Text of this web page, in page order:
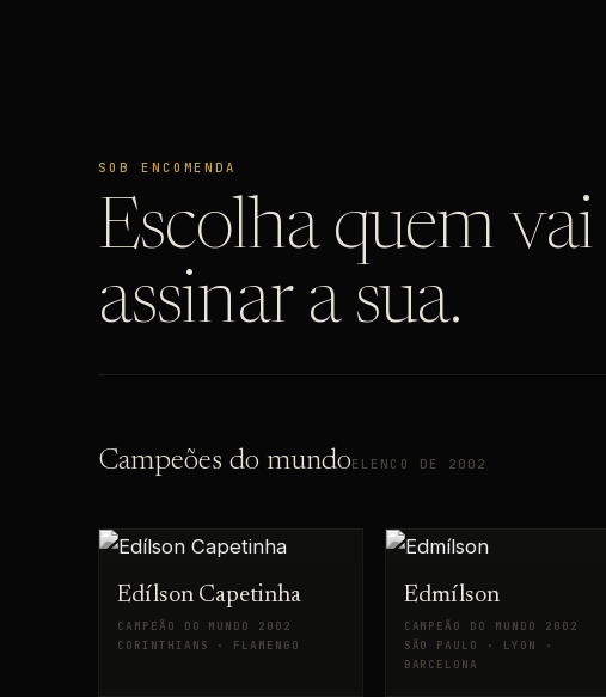
SOB ENCOMENDA
Escolha quem vai
assinar a sua.
Campeões do mundoELENCO DE 2002
Edílson Capetinha
CAMPEÃO DO MUNDO 2002
CORINTHIANS · FLAMENGO
Edmílson
CAMPEÃO DO MUNDO 2002
SÃO PAULO · LYON ·
BARCELONA